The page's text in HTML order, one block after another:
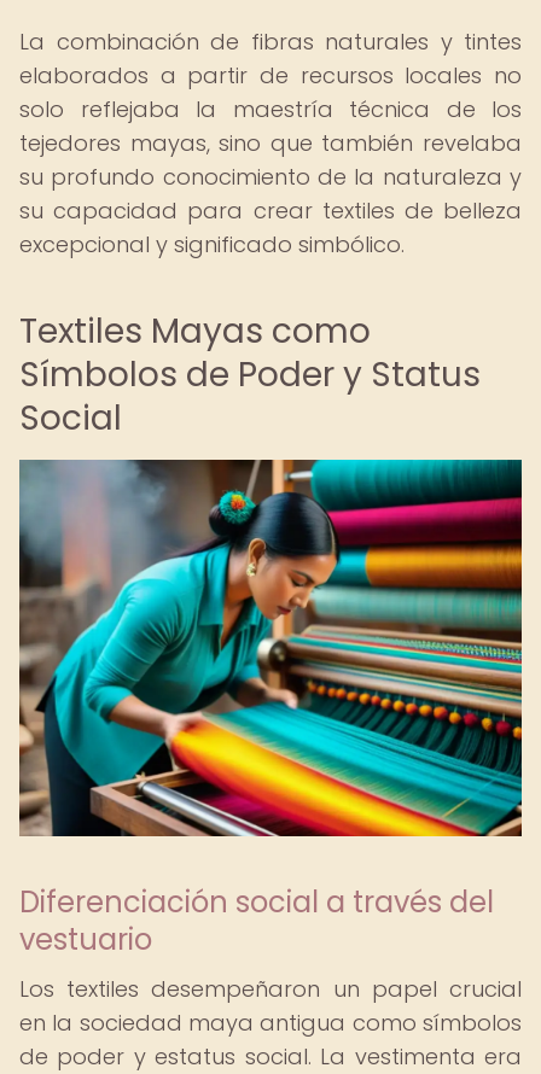
La combinación de fibras naturales y tintes
elaborados a partir de recursos locales no
solo reflejaba la maestría técnica de los
tejedores mayas, sino que también revelaba
su profundo conocimiento de la naturaleza y
su capacidad para crear textiles de belleza
excepcional y significado simbólico.
Textiles Mayas como
Símbolos de Poder y Status
Social
Diferenciación social a través del
vestuario
Los textiles desempeñaron un papel crucial
en la sociedad maya antigua como símbolos
de poder y estatus social. La vestimenta era